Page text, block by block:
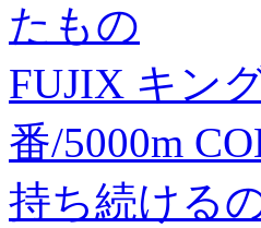
たもの
FUJIX キン
番/5000m
持ち続ける